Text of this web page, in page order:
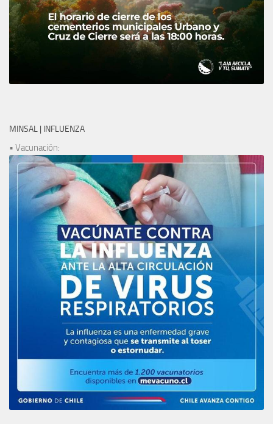
MINSAL | INFLUENZA
• Vacunación: